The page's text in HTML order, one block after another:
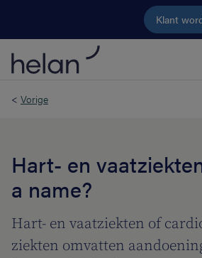
Ga naar de
Klant
< Vorige
Hart- en
a name?
Hart- en vaatziekten of
ziekten omvatten